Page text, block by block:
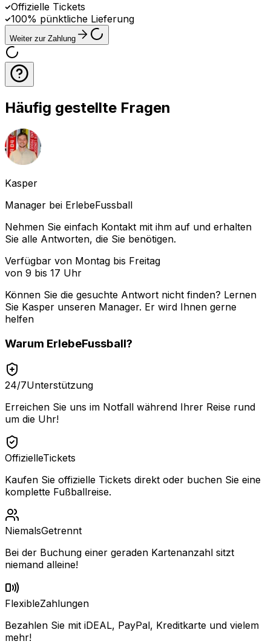
Offizielle Tickets
100% pünktliche Lieferung
Weiter zur Zahlung
Häufig gestellte Fragen
Kasper
Manager bei ErlebeFussball
Nehmen Sie einfach Kontakt mit ihm auf und erhalten
Sie alle Antworten, die Sie benötigen.
Verfügbar von Montag bis Freitag
von 9 bis 17 Uhr
Können Sie die gesuchte Antwort nicht finden? Lernen
Sie Kasper unseren Manager. Er wird Ihnen gerne
helfen
Warum ErlebeFussball?
24/7Unterstützung
Erreichen Sie uns im Notfall während Ihrer Reise rund
um die Uhr!
OffizielleTickets
Kaufen Sie offizielle Tickets direkt oder buchen Sie eine
komplette Fußballreise.
NiemalsGetrennt
Bei der Buchung einer geraden Kartenanzahl sitzt
niemand alleine!
FlexibleZahlungen
Bezahlen Sie mit iDEAL, PayPal, Kreditkarte und vielem
mehr!